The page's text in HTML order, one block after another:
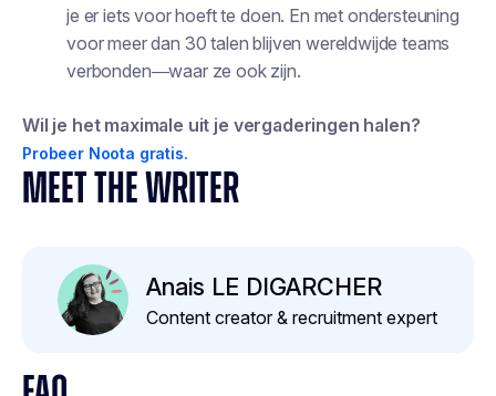
je er iets voor hoeft te doen. En met ondersteuning
voor meer dan 30 talen blijven wereldwijde teams
verbonden—waar ze ook zijn.
Wil je het maximale uit je vergaderingen halen?
Probeer Noota gratis.
MEET THE WRITER
Anais LE DIGARCHER
Content creator & recruitment expert